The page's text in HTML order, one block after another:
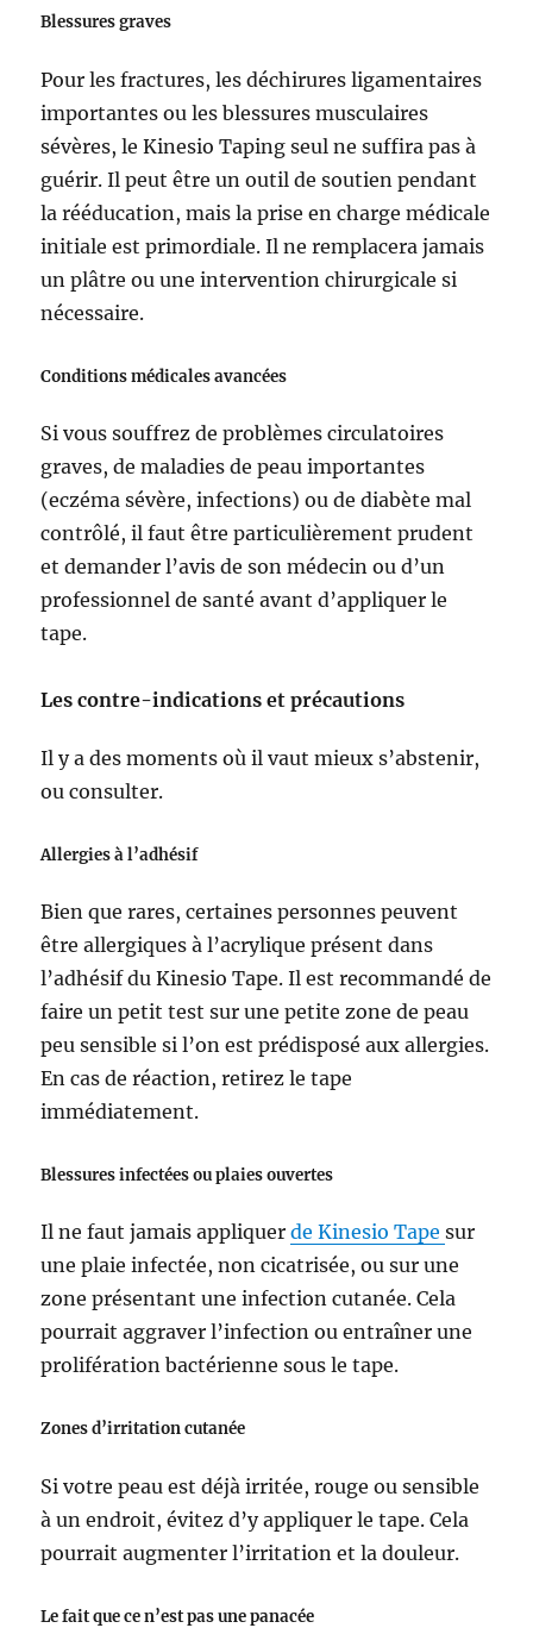
Blessures graves
Pour les fractures, les déchirures ligamentaires
importantes ou les blessures musculaires
sévères, le Kinesio Taping seul ne suffira pas à
guérir. Il peut être un outil de soutien pendant
la rééducation, mais la prise en charge médicale
initiale est primordiale. Il ne remplacera jamais
un plâtre ou une intervention chirurgicale si
nécessaire.
Conditions médicales avancées
Si vous souffrez de problèmes circulatoires
graves, de maladies de peau importantes
(eczéma sévère, infections) ou de diabète mal
contrôlé, il faut être particulièrement prudent
et demander l’avis de son médecin ou d’un
professionnel de santé avant d’appliquer le
tape.
Les contre-indications et précautions
Il y a des moments où il vaut mieux s’abstenir,
ou consulter.
Allergies à l’adhésif
Bien que rares, certaines personnes peuvent
être allergiques à l’acrylique présent dans
l’adhésif du Kinesio Tape. Il est recommandé de
faire un petit test sur une petite zone de peau
peu sensible si l’on est prédisposé aux allergies.
En cas de réaction, retirez le tape
immédiatement.
Blessures infectées ou plaies ouvertes
Il ne faut jamais appliquerde Kinesio Tapesur
une plaie infectée, non cicatrisée, ou sur une
zone présentant une infection cutanée. Cela
pourrait aggraver l’infection ou entraîner une
prolifération bactérienne sous le tape.
Zones d’irritation cutanée
Si votre peau est déjà irritée, rouge ou sensible
à un endroit, évitez d’y appliquer le tape. Cela
pourrait augmenter l’irritation et la douleur.
Le fait que ce n’est pas une panacée